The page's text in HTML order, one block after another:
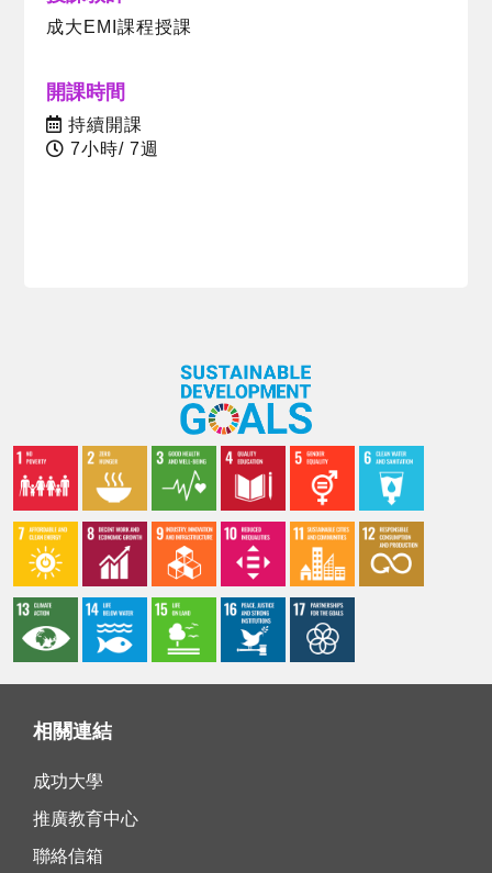
成大EMI課程授課
開課時間
持續開課
7小時/ 7週
相關連結
成功大學
推廣教育中心
聯絡信箱